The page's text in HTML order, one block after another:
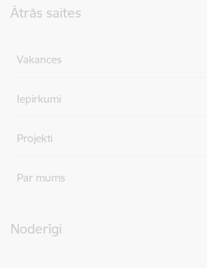
Ātrās saites
Vakances
Iepirkumi
Projekti
Par mums
Noderīgi